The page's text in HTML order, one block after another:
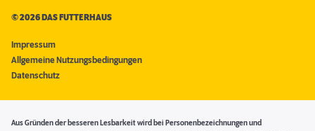
©2026 DAS FUTTERHAUS
Impressum
Allgemeine Nutzungsbedingungen
Datenschutz
Aus Gründen der besseren Lesbarkeit wird bei Personenbezeichnungen und